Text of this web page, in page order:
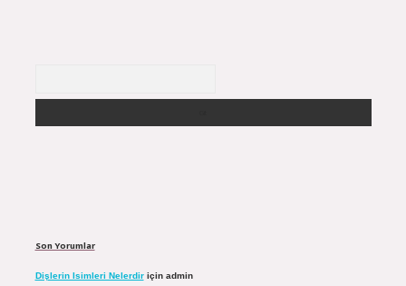
Son Yorumlar
Dişlerin Isimleri Nelerdiriçin admin